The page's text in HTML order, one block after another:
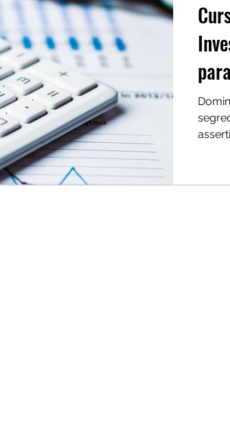
Frases Dicas Carteira